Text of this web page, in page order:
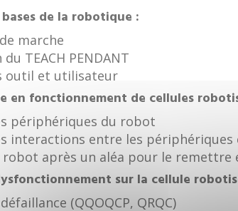
de la robotique :
marche
TEACH PENDANT
outil et utilisateur
en fonctionnement de cellules
périphériques du robot
interactions entre les
robot après un aléa pour le remettre
sur la cellule
(QQOQCP, QRQC)